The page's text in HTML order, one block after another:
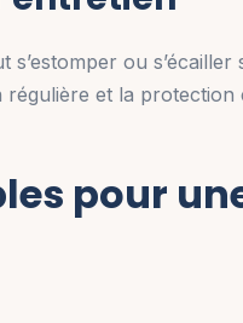
ou
régulière et la
pour